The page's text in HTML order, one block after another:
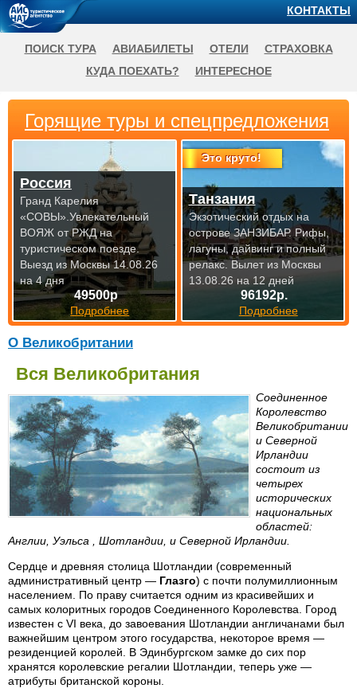
О Великобритании
Вся Великобритания
Соединенное
Королевство
Великобритании
и Северной
Ирландии
состоит из
четырех
исторических
национальных
областей:
Англии, Уэльса , Шотландии, и Северной Ирландии.
Сердце и древняя столица Шотландии (современный
административный центр — Глазго) с почти полумиллионным
населением. По праву считается одним из красивейших и
самых колоритных городов Соединенного Королевства. Город
известен с VI века, до завоевания Шотландии англичанами был
важнейшим центром этого государства, некоторое время —
резиденцией королей. В Эдинбургском замке до сих пор
хранятся королевские регалии Шотландии, теперь уже —
атрибуты британской короны.
Горящие туры и спецпредложения
49500р
Подробнее
Россия
Гранд Карелия
«СОВЫ».Увлекательный
ВОЯЖ от РЖД на
туристическом поезде.
Выезд из Москвы 14.08.26
на 4 дня
Это круто!
96192р.
Подробнее
Танзания
Экзотический отдых на
острове ЗАНЗИБАР. Рифы,
лагуны, дайвинг и полный
релакс.Вылет из Москвы
13.08.26 на 12 дней
КОНТАКТЫ
ПОИСК ТУРА АВИАБИЛЕТЫ ОТЕЛИ
СТРАХОВКА
КУДА ПОЕХАТЬ?
ИНТЕРЕСНОЕ